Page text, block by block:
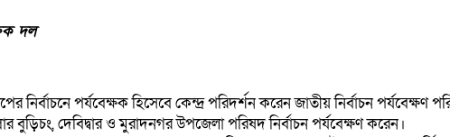
দল
নির্বাচনে পর্যবেক্ষক হিসেবে কেন্দ্র পরিদর্শন করেন জাতীয় নির্বাচন
দেবিদ্বার ও মুরাদনগর উপজেলা পরিষদ নির্বাচন পর্যবেক্ষণ করেন।